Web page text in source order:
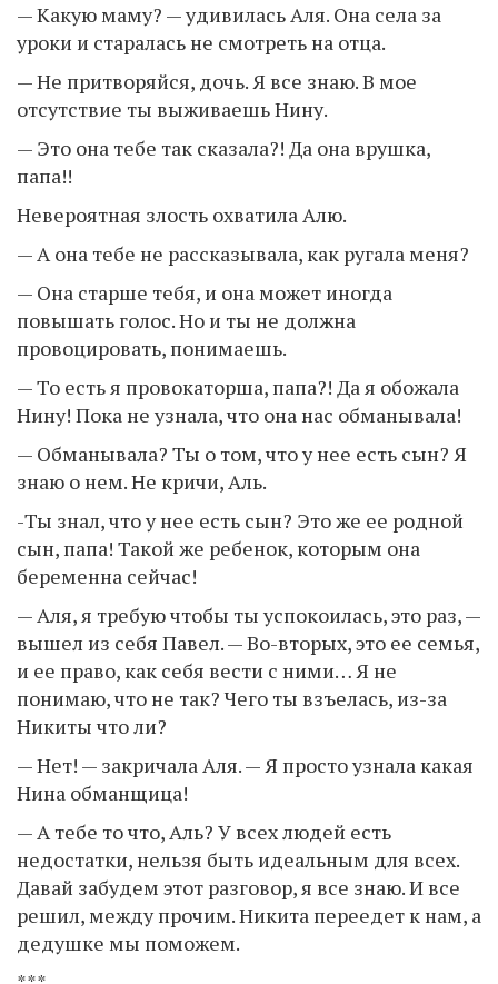
— Какую маму? — удивилась Аля. Она села за
уроки и старалась не смотреть на отца.
— Не притворяйся, дочь. Я все знаю. В мое
отсутствие ты выживаешь Нину.
— Это она тебе так сказала?! Да она врушка,
папа!!
Невероятная злость охватила Алю.
— А она тебе не рассказывала, как ругала меня?
— Она старше тебя, и она может иногда
повышать голос. Но и ты не должна
провоцировать, понимаешь.
— То есть я провокаторша, папа?! Да я обожала
Нину! Пока не узнала, что она нас обманывала!
— Обманывала? Ты о том, что у нее есть сын? Я
знаю о нем. Не кричи, Аль.
-Ты знал, что у нее есть сын? Это же ее родной
сын, папа! Такой же ребенок, которым она
беременна сейчас!
— Аля, я требую чтобы ты успокоилась, это раз, —
вышел из себя Павел. — Во-вторых, это ее семья,
и ее право, как себя вести с ними… Я не
понимаю, что не так? Чего ты взъелась, из-за
Никиты что ли?
— Нет! — закричала Аля. — Я просто узнала какая
Нина обманщица!
— А тебе то что, Аль? У всех людей есть
недостатки, нельзя быть идеальным для всех.
Давай забудем этот разговор, я все знаю. И все
решил, между прочим. Никита переедет к нам, а
дедушке мы поможем.